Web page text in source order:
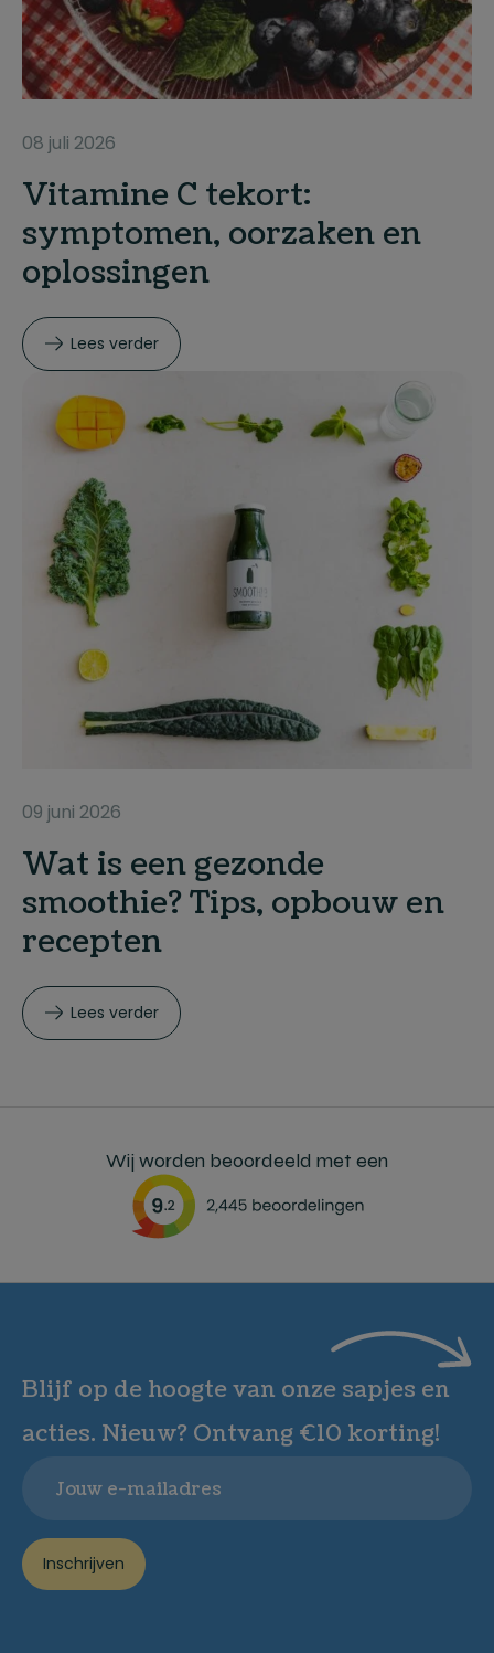
08 juli 2026
Vitamine C tekort:
symptomen, oorzaken en
oplossingen
Lees verder
09 juni 2026
Wat is een gezonde
smoothie? Tips, opbouw en
recepten
Lees verder
Wij worden beoordeeld met een
Blijf op de hoogte van onze sapjes en
acties. Nieuw? Ontvang €10 korting!
Inschrijven